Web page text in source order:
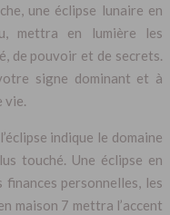
une éclipse lunaire en
mettra en lumière les
de pouvoir et de secrets.
signe dominant et à
vie.
indique le domaine
touché. Une éclipse en
finances personnelles, les
maison 7 mettra l’accent